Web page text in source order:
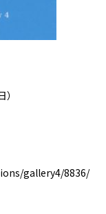
gallery4/8836/